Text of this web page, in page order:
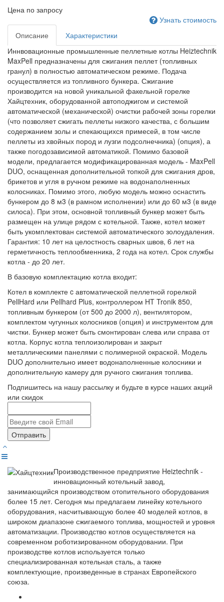
Цена по запросу
Узнать стоимость
Описание
Характеристики
Иннвовационные промышленные пеллетные котлы Heiztechnik
MaxPell предназначены для сжигания пеллет (топливных
гранул) в полностью автоматическом режиме. Подача
осуществляется из топливного бункера. Сжигание
производится на новой уникальной факельной горелке
Хайцтехник, оборудованной автоподжигом и системой
автоматической (механической) очистки рабочей зоны горелки
(что позволяет сжигать пеллеты низкого качества, с большим
содержанием золы и спекающихся примесей, в том числе
пеллеты из хвойных пород и лузги подсолнечника) (опция), а
также погодозависимой автоматикой. Помимо базовой
модели, предлагается модификацированная модель - MaxPell
DUO, оснащенная дополнительной топкой для сжигания дров,
брикетов и угля в ручном режиме на водонаполненных
колосниках. Помимо этого, любую модель можно оснастить
бункером до 8 м3 (в рамном исполнении) или до 60 м3 (в виде
силоса). При этом, основной топливный бункер может быть
размещен на улице рядом с котельной. Также, котел может
быть укомплектован системой автоматического золоудаления.
Гарантия: 10 лет на целостность сварных швов, 6 лет на
герметичность теплообменника, 2 года на котел. Срок службы
котла - до 20 лет.
В базовую комплектацию котла входит:
Котел в комплекте c автоматической пеллетной горелкой
PellHard или Pellhard Plus, контроллером HT Tronik 850,
топливным бункером (от 500 до 2000 л), вентилятором,
комплектом чугунных колосников (опция) и инструментом для
чистки. Бункер может быть смонтирован слева или справа от
котла. Корпус котла теплоизолирован и закрыт
металлическими панелями с полимерной окраской. Модель
DUO дополнительно имеет водонаполненные колосники и
дополнительную камеру для ручного сжигания топлива.
Подпишитесь на нашу рассылку и будьте в курсе наших акций
или скидок
Отправить
Производственное предприятие Heiztechnik -
инновационный котельный завод,
занимающийся производством отопительного оборудования
более 15 лет. Сегодня мы предлагаем линейку котельного
оборудования, насчитывающую более 40 моделей котлов, в
широком диапазоне сжигаемого топлива, мощностей и уровня
автоматизации. Производство котлов осуществляется на
современном роботизированном оборудовании. При
производстве котлов используется только
специализированная котельная сталь, а также
комплектующие, произведенные в странах Европейского
союза.